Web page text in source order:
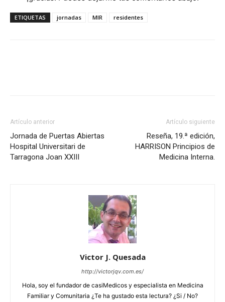
ETIQUETAS jornadas MIR residentes
Artículo anterior
Jornada de Puertas Abiertas
Hospital Universitari de
Tarragona Joan XXIII
Artículo siguiente
Reseña, 19.ª edición,
HARRISON Principios de
Medicina Interna.
Victor J. Quesada
http://victorjqv.com.es/
Hola, soy el fundador de casiMedicos y especialista en Medicina
Familiar y Comunitaria ¿Te ha gustado esta lectura? ¿Si / No?